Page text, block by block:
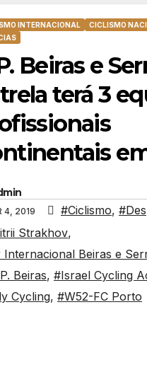
INTERNACIONAL
CICLISMO
Beiras e
terá 3
4, 2019 #Ciclismo,
Strakhov,
Internacional Beiras e
Beiras, #Israel Cycling
Cycling, #W52-FC Porto